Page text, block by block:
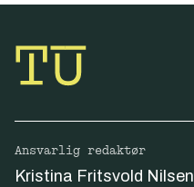
Ansvarlig redaktør
Kristina Fritsvold Nilsen